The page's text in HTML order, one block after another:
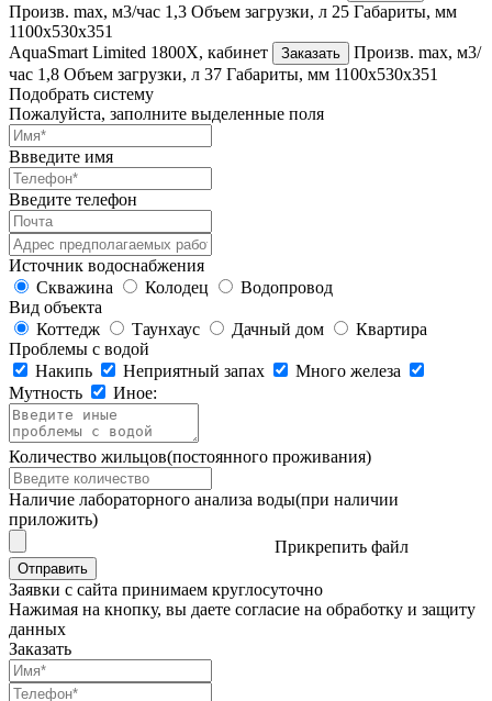
Произв. max, м3/час 1,3 Объем загрузки, л 25 Габариты, мм
1100х530х351
AquaSmart Limited 1800X, кабинет
Заказать
Произв. max, м3/
час 1,8 Объем загрузки, л 37 Габариты, мм 1100х530х351
Подобрать систему
Пожалуйста, заполните выделенные поля
Ввведите имя
Введите телефон
Источник водоснабжения
Скважина
Колодец
Водопровод
Вид объекта
Коттедж
Таунхаус Дачный дом
Квартира
Проблемы с водой
Накипь
Неприятный запах
Много железа
Мутность
Иное:
Количество жильцов(постоянного проживания)
Наличие лабораторного анализа воды(при наличии
приложить)
Прикрепить файл
Отправить
Заявки с сайта принимаем круглосуточно
Нажимая на кнопку, вы даете согласие на обработку и защиту
данных
Заказать